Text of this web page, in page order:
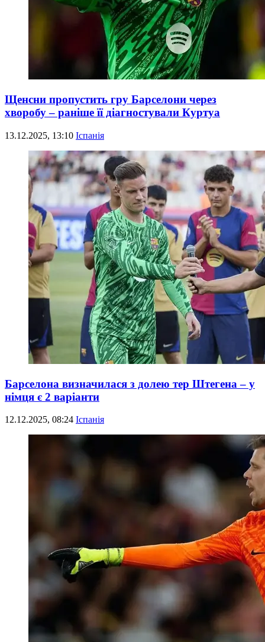
Щенсни пропустить гру Барселони через
хворобу – раніше її діагностували Куртуа
13.12.2025, 13:10 Іспанія
Барселона визначилася з долею тер Штегена – у
німця є 2 варіанти
12.12.2025, 08:24 Іспанія